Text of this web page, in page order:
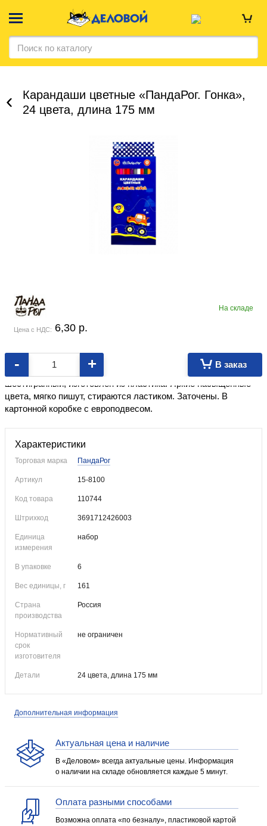
Карандаши цветные «ПандаРог. Гонка»,
24 цвета, длина 175 мм
На складе
Цена с НДС: 6,30 p.
- + В заказ
Карандаши для детского творчества дома и в школе. Корпус
шестигранный, изготовлен из пластика. Яркие насыщенные
цвета, мягко пишут, стираются ластиком. Заточены. В
картонной коробке с европодвесом.
Характеристики
Торговая марка ПандаРог
Артикул 15-8100
Код товара 110744
Штрихкод 3691712426003
Единица
измерения
набор
В упаковке 6
Вес единицы, г 161
Страна
производства
Россия
Нормативный
срок
изготовителя
не ограничен
Детали 24 цвета, длина 175 мм
Дополнительная информация
Актуальная цена и наличие
В «Деловом» всегда актуальные цены. Информация
о наличии на складе обновляется каждые 5 минут.
Оплата разными способами
Возможна оплата «по безналу», пластиковой картой